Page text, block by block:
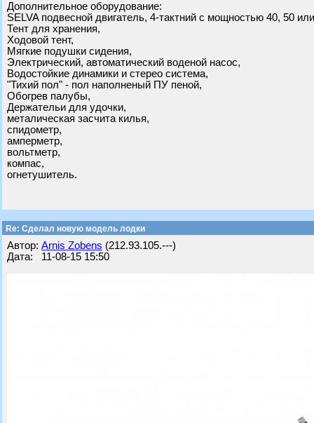
Дополнительное оборудование:
SELVA подвесной двигатель, 4-тактний с мощностью 40, 50
Тент для хранения,
Ходовой тент,
Мягкие подушки сидения,
Электрический, автоматический воденой насос,
Водостойкие динамики и стерео система,
"Тихий пол" - пол наполненый ПУ пеной,
Обогрев палубы,
Держательи для удочки,
металическая засчита килья,
спидометр,
амперметр,
вольтметр,
компас,
огнетушитель.
Re: Cделал новую модель лодки
Автор: Arnis Zobens (212.93.105.---)
Дата: 11-08-15 15:50